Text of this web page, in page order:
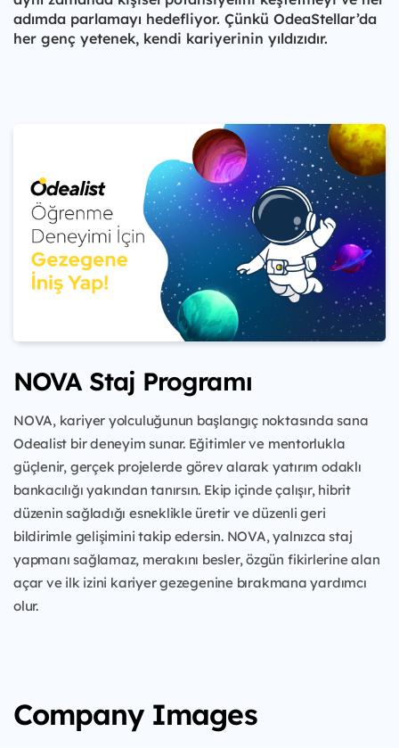
adımda parlamayı hedefliyor. Çünkü OdeaStellar’da
her genç yetenek, kendi kariyerinin yıldızıdır.
NOVA Staj Programı
NOVA, kariyer yolculuğunun başlangıç noktasında sana
Odealist bir deneyim sunar. Eğitimler ve mentorlukla
güçlenir, gerçek projelerde görev alarak yatırım odaklı
bankacılığı yakından tanırsın. Ekip içinde çalışır, hibrit
düzenin sağladığı esneklikle üretir ve düzenli geri
bildirimle gelişimini takip edersin. NOVA, yalnızca staj
yapmanı sağlamaz, merakını besler, özgün fikirlerine alan
açar ve ilk izini kariyer gezegenine bırakmana yardımcı
olur.
Company Images